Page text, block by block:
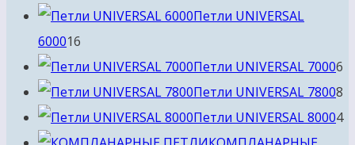
товар
Петли UNIVERSAL
600016
товаров
Петли UNIVERSAL 70006
Петли UNIVERSAL 78008
Петли UNIVERSAL 800044